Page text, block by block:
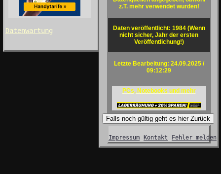
Datenwartung
z.T. mehr verwendet wurden!
Daten veröffentlicht: 1984 (Wenn
nicht sicher, Jahr der ersten
Veröffentlichung!)
Letzte Bearbeitung: 24.09.2025 /
09:12:29
PCs, Notebooks und mehr
Falls noch gültig geht es hier Zurück
Impressum Kontakt Fehler melden